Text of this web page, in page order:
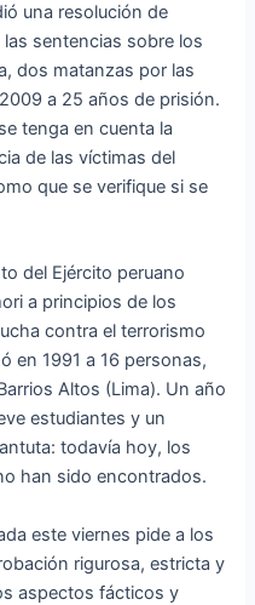
una resolución de
sentencias sobre los
dos matanzas por las
a 25 años de prisión.
tenga en cuenta la
de las víctimas del
que se verifique si se
del Ejército peruano
a principios de los
contra el terrorismo
en 1991 a 16 personas,
Altos (Lima). Un año
estudiantes y un
todavía hoy, los
han sido encontrados.
este viernes pide a los
rigurosa, estricta y
aspectos fácticos y